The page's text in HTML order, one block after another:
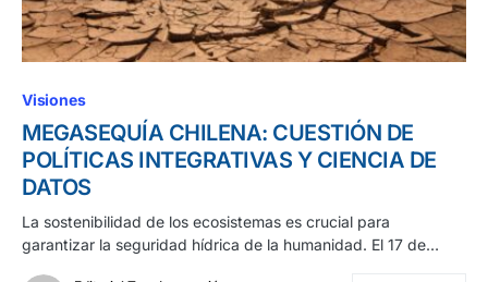
Visiones
MEGASEQUÍA CHILENA: CUESTIÓN DE
POLÍTICAS INTEGRATIVAS Y CIENCIA DE
DATOS
La sostenibilidad de los ecosistemas es crucial para
garantizar la seguridad hídrica de la humanidad. El 17 de…